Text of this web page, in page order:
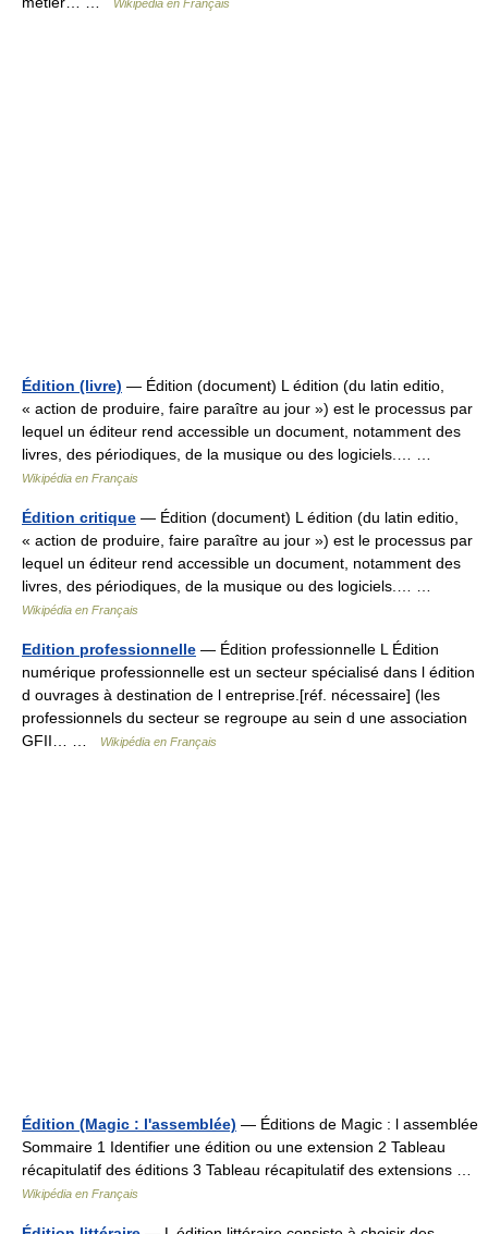
Wikipédia en Français
Édition (livre) — Édition (document) L édition (du latin editio,
« action de produire, faire paraître au jour ») est le processus par
lequel un éditeur rend accessible un document, notamment des
livres, des périodiques, de la musique ou des logiciels.… …
Wikipédia en Français
Édition critique — Édition (document) L édition (du latin editio,
« action de produire, faire paraître au jour ») est le processus par
lequel un éditeur rend accessible un document, notamment des
livres, des périodiques, de la musique ou des logiciels.… …
Wikipédia en Français
Edition professionnelle — Édition professionnelle L Édition
numérique professionnelle est un secteur spécialisé dans l édition
d ouvrages à destination de l entreprise.[réf. nécessaire] (les
professionnels du secteur se regroupe au sein d une association
GFII… …
Wikipédia en Français
Édition (Magic : l'assemblée) — Éditions de Magic : l assemblée
Sommaire 1 Identifier une édition ou une extension 2 Tableau
récapitulatif des éditions 3 Tableau récapitulatif des extensions …
Wikipédia en Français